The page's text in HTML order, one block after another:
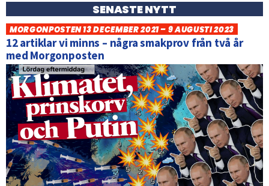
SENASTE NYTT
MORGONPOSTEN 13 DECEMBER 2021 – 9 AUGUSTI 2023
12 artiklar vi minns – några smakprov från två år
med Morgonposten